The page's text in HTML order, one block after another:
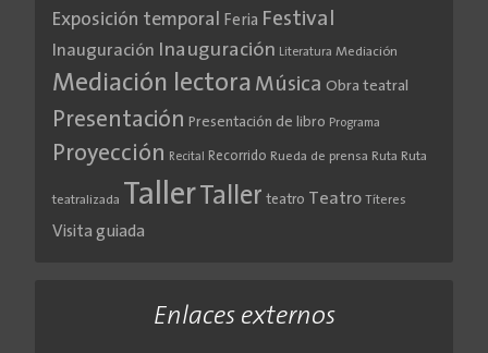
Exposición temporal Feria Festival
Inauguración Inauguración Literatura Mediación
Mediación lectora Música Obra teatral
Presentación Presentación de libro Programa
Proyección Recital Recorrido Rueda de prensa Ruta Ruta
teatralizada TallerTaller teatro Teatro Títeres
Visita guiada
Enlaces externos